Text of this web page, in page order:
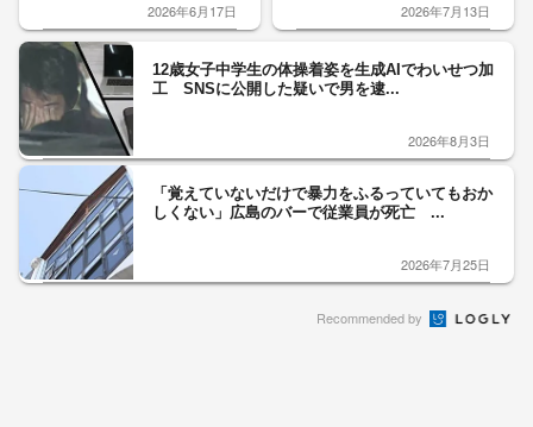
2026年6月17日 2026年7月13日
12歳女子中学生の体操着姿を生成AIでわいせつ加
工 SNSに公開した疑いで男を逮...
2026年8月3日
「覚えていないだけで暴力をふるっていてもおか
しくない」広島のバーで従業員が死亡 ...
2026年7月25日
Recommended by